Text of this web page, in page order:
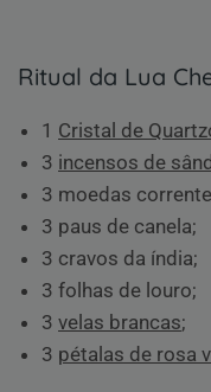
Ritual da Lua
1 Cristal de
3 incensos de
3 moedas
3 paus de canela;
3 cravos da índia;
3 folhas de louro;
3 velas brancas;
3 pétalas de rosa